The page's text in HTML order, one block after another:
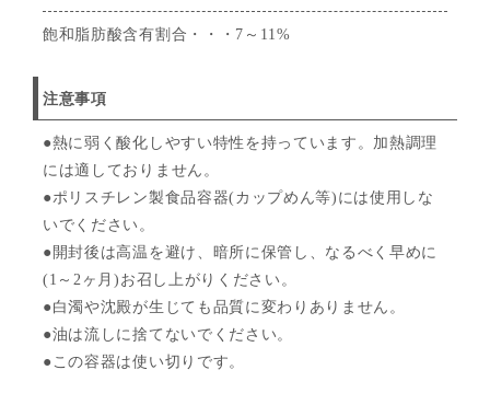
飽和脂肪酸含有割合・・・7～11%
注意事項
●熱に弱く酸化しやすい特性を持っています。加熱調理
には適しておりません。
●ポリスチレン製食品容器(カップめん等)には使用しな
いでください。
●開封後は高温を避け、暗所に保管し、なるべく早めに
(1～2ヶ月)お召し上がりください。
●白濁や沈殿が生じても品質に変わりありません。
●油は流しに捨てないでください。
●この容器は使い切りです。